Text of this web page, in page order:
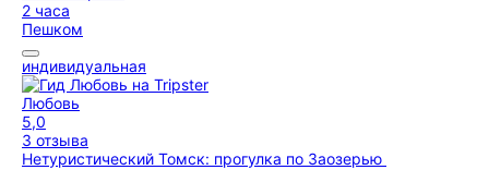
2 часа
Пешком
индивидуальная
Любовь
5,0
3 отзыва
Нетуристический Томск: прогулка по Заозерью